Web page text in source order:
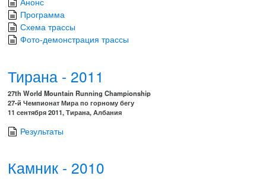
Программа
Схема трассы
Фото-демонстрация трассы
Тирана - 2011
27th World Mountain Running Championship
27-й Чемпионат Мира по горному бегу
11 сентября 2011, Тирана, Албания
Результаты
Камник - 2010